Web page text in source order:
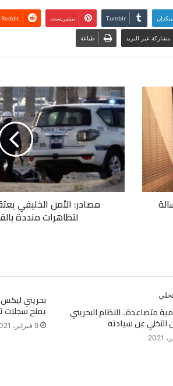
بينتيريست
مشاركة عبر البريد طباعة
مصادر: الأمن الخليفي
لتظاهرات منددة
متصاعدة.. النظام البحريني
التخلي عن سيادته
بحريني
يمنح سجلات
9 فبراير، 2021